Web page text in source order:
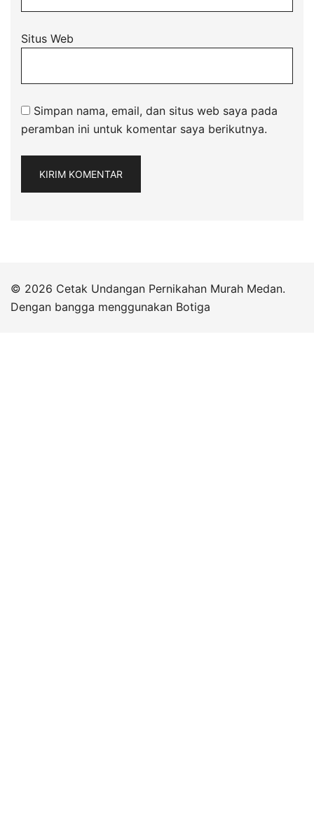
Situs Web
Simpan nama, email, dan situs web saya pada
peramban ini untuk komentar saya berikutnya.
© 2026 Cetak Undangan Pernikahan Murah Medan.
Dengan bangga menggunakan Botiga